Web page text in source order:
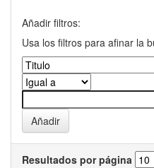
Añadir filtros:
Usa los filtros para afinar la
Resultados por página